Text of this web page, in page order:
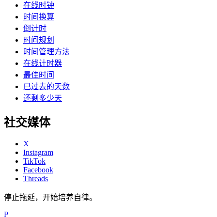
在线时钟
时间换算
倒计时
时间规划
时间管理方法
在线计时器
最佳时间
已过去的天数
还剩多少天
社交媒体
X
Instagram
TikTok
Facebook
Threads
停止拖延，开始培养自律。
P